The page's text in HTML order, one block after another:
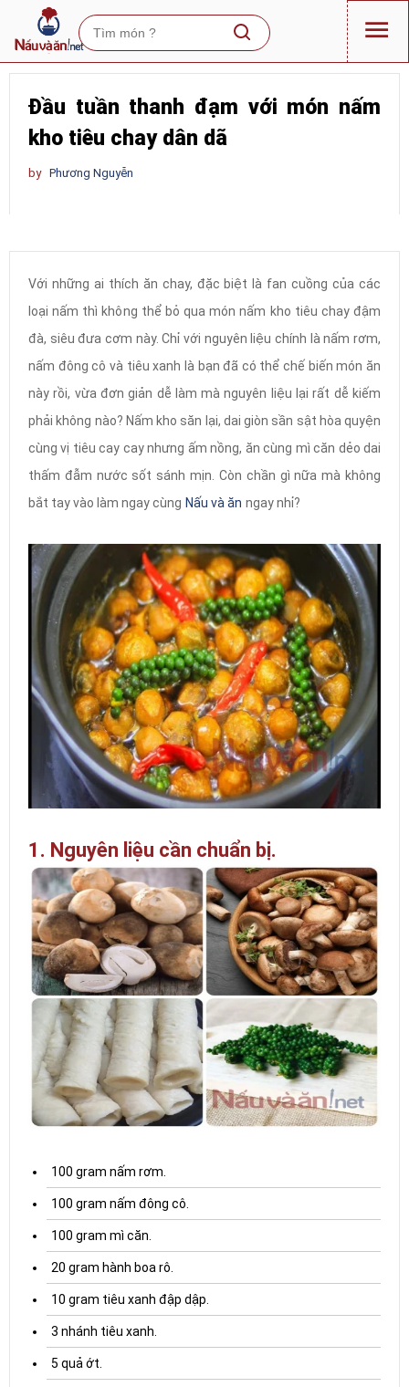
Đầu tuần thanh đạm với món nấm
kho tiêu chay dân dã
by Phương Nguyễn
Với những ai thích ăn chay, đặc biệt là fan cuồng của các
loại nấm thì không thể bỏ qua món nấm kho tiêu chay đậm
đà, siêu đưa cơm này. Chỉ với nguyên liệu chính là nấm rơm,
nấm đông cô và tiêu xanh là bạn đã có thể chế biến món ăn
này rồi, vừa đơn giản dễ làm mà nguyên liệu lại rất dễ kiếm
phải không nào? Nấm kho săn lại, dai giòn sần sật hòa quyện
cùng vị tiêu cay cay nhưng ấm nồng, ăn cùng mì căn dẻo dai
thấm đẫm nước sốt sánh mịn. Còn chần gì nữa mà không
bắt tay vào làm ngay cùng Nấu và ăn ngay nhỉ?
1. Nguyên liệu cần chuẩn bị.
100 gram nấm rơm.
100 gram nấm đông cô.
100 gram mì căn.
20 gram hành boa rô.
10 gram tiêu xanh đập dập.
3 nhánh tiêu xanh.
5 quả ớt.